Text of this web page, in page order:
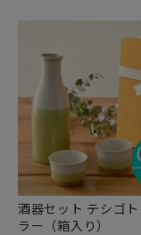
酒器セット テシゴト
ラー（箱入り）